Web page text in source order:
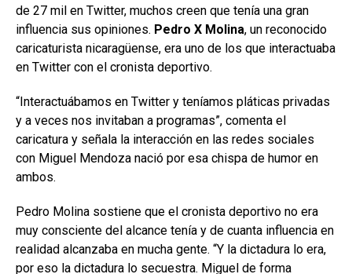
de 27 mil en Twitter, muchos creen que tenía una gran
influencia sus opiniones. Pedro X Molina, un reconocido
caricaturista nicaragüense, era uno de los que interactuaba
en Twitter con el cronista deportivo.
“Interactuábamos en Twitter y teníamos pláticas privadas
y a veces nos invitaban a programas”, comenta el
caricatura y señala la interacción en las redes sociales
con Miguel Mendoza nació por esa chispa de humor en
ambos.
Pedro Molina sostiene que el cronista deportivo no era
muy consciente del alcance tenía y de cuanta influencia en
realidad alcanzaba en mucha gente. “Y la dictadura lo era,
por eso la dictadura lo secuestra. Miguel de forma